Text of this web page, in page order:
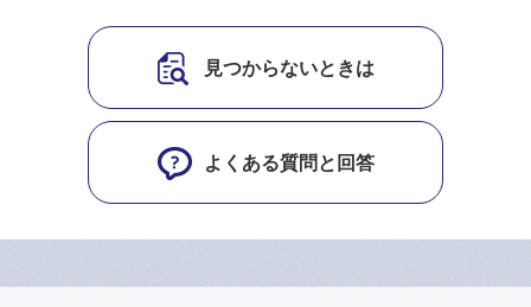
見つからないときは
よくある質問と回答